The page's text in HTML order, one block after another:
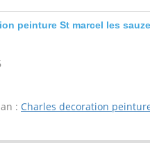
peinture St marcel les
: Charles decoration